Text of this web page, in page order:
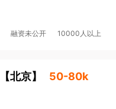
融资未公开 10000人以上
【北京】 50-80k